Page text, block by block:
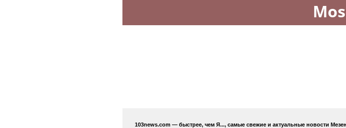
103news.com — быстрее, чем Я..., самые свежие и актуальные новости